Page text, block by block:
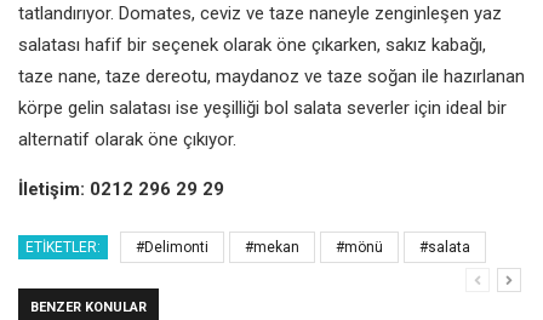
tatlandırıyor. Domates, ceviz ve taze naneyle zenginleşen yaz
salatası hafif bir seçenek olarak öne çıkarken, sakız kabağı,
taze nane, taze dereotu, maydanoz ve taze soğan ile hazırlanan
körpe gelin salatası ise yeşilliği bol salata severler için ideal bir
alternatif olarak öne çıkıyor.
İletişim: 0212 296 29 29
ETIKETLER: #Delimonti #mekan #mönü #salata
BENZER KONULAR